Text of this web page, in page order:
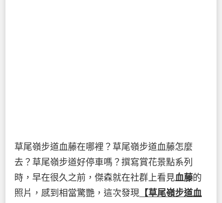
草尾嶺步道血藤在哪裡？草尾嶺步道血藤怎麼
去？草尾嶺步道好停車嗎？撰寫賞花景點系列
時，早在很久之前，傑森就在社群上看見血藤的
照片，感到相當驚艷，這次發現 【草尾嶺步道血